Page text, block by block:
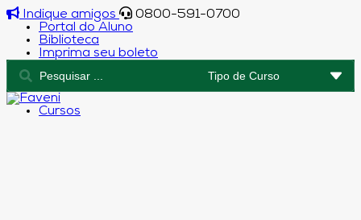
Indique amigos
0800-591-0700
Portal do Aluno
Biblioteca
Imprima seu boleto
Cursos